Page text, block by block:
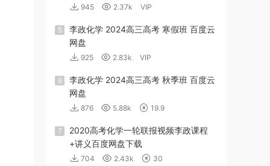
945 2.37k VIP
5
李政化学 2024高三高考 寒假班 百度云
网盘
925 2.83k VIP
6
李政化学 2024高三高考 秋季班 百度云
网盘
876 5.88k 19.9
7
2020高考化学一轮联报视频李政课程
+讲义百度网盘下载
704 2.43k 30